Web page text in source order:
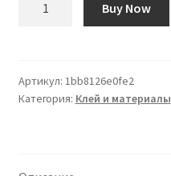
Poliuretano
Transparente
Buy Now
Артикул: 1bb8126e0fe2
Категория: Клей и материалы